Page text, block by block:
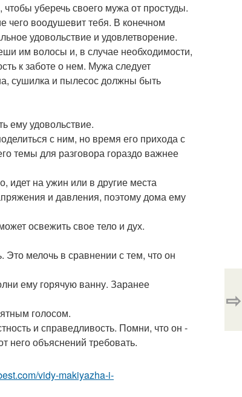
уберечь своего мужа от простуды.
чего воодушевит тебя. В конечном
удовольствие и удовлетворение.
им волосы и, в случае необходимости,
к заботе о нем. Мужа следует
сушилка и пылесос должны быть
ему удовольствие.
с ним, но время его прихода с
темы для разговора гораздо важнее
идет на ужин или в другие места
и давления, поэтому дома ему
освежить свое тело и дух.
мелочь в сравнении с тем, что он
ему горячую ванну. Заранее
голосом.
и справедливость. Помни, что он -
него объяснений требовать.
vidy-makiyazha-i-
⇨